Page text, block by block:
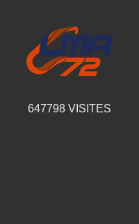
647798 VISITES